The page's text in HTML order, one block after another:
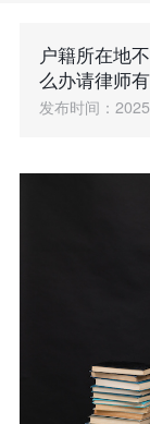
户籍所在地
么办请律师
发布时间：